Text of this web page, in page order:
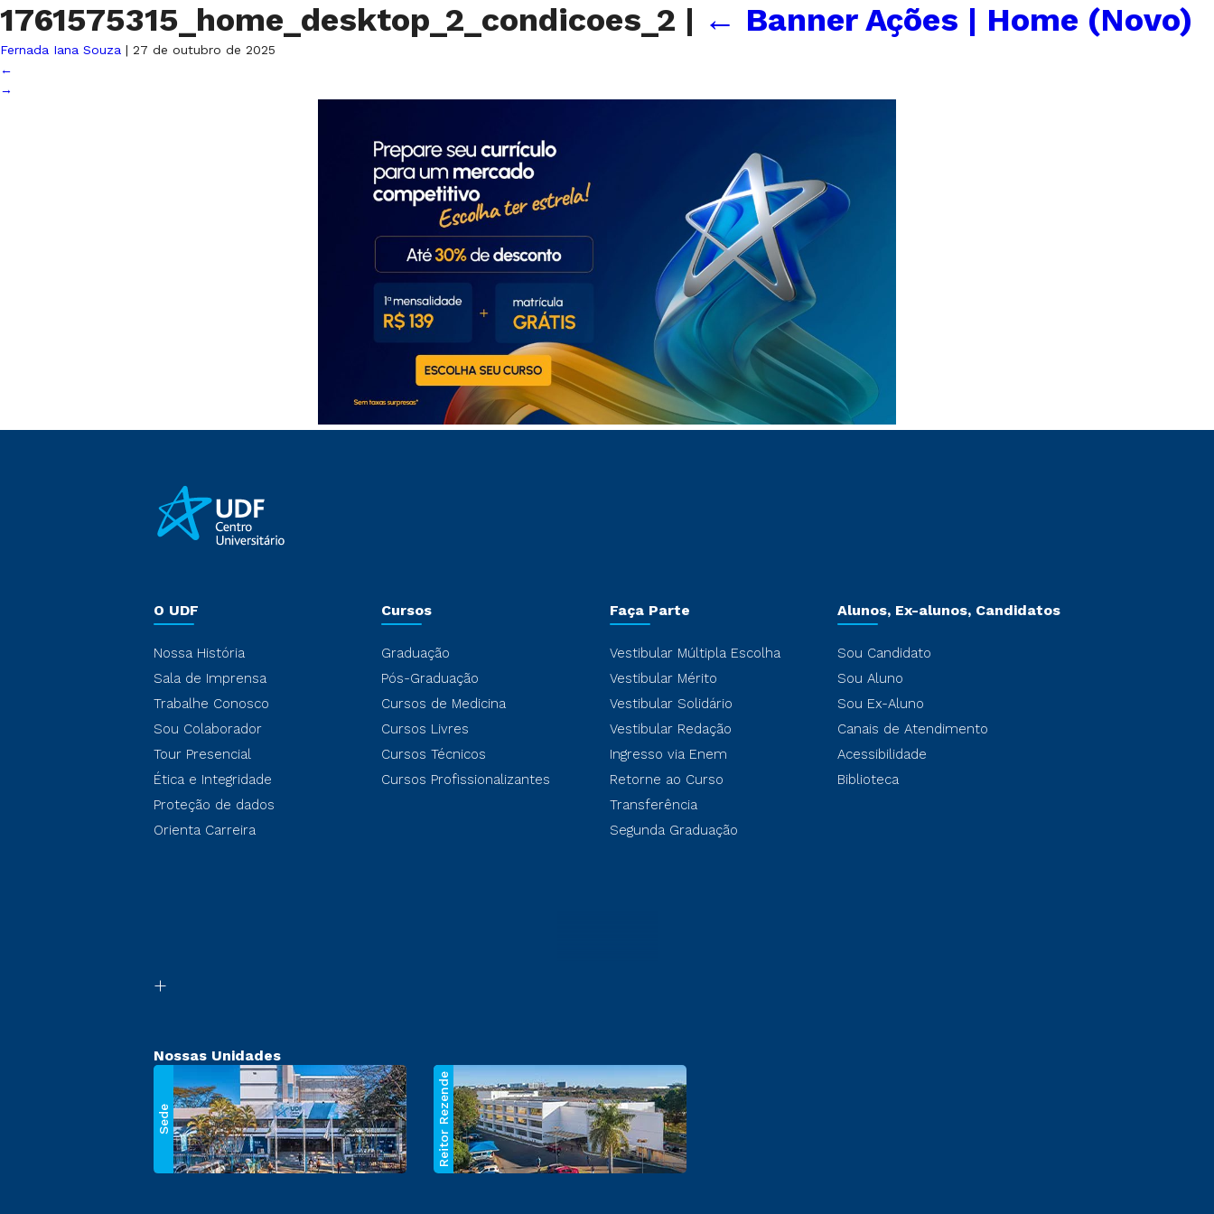
1761575315_home_desktop_2_condicoes_2 | ← Banner Ações | Home (Novo)
Fernada Iana Souza | 27 de outubro de 2025
←
→
O UDF
Nossa História
Sala de Imprensa
Trabalhe Conosco
Sou Colaborador
Tour Presencial
Ética e Integridade
Proteção de dados
Orienta Carreira
Cursos
Graduação
Pós-Graduação
Cursos de Medicina
Cursos Livres
Cursos Técnicos
Cursos Profissionalizantes
Faça Parte
Vestibular Múltipla Escolha
Vestibular Mérito
Vestibular Solidário
Vestibular Redação
Ingresso via Enem
Retorne ao Curso
Transferência
Segunda Graduação
Alunos, Ex-alunos, Candidatos
Sou Candidato
Sou Aluno
Sou Ex-Aluno
Canais de Atendimento
Acessibilidade
Biblioteca
Nossas Unidades
Sede Reitor Rezende